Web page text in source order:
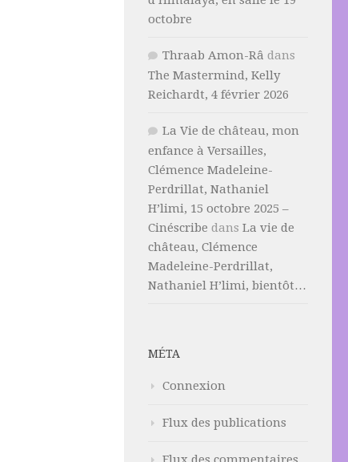
octobre
Thraab Amon-Râ dans
The Mastermind, Kelly
Reichardt, 4 février 2026
La Vie de château, mon
enfance à Versailles,
Clémence Madeleine-
Perdrillat, Nathaniel
H’limi, 15 octobre 2025 –
Cinéscribe dans La vie de
château, Clémence
Madeleine-Perdrillat,
Nathaniel H’limi, bientôt…
MÉTA
Connexion
Flux des publications